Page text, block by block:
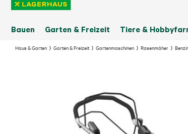
Bauen Garten & Freizeit Tiere &
Haus & Garten Garten & Freizeit Gartenmaschinen Rasenmäher